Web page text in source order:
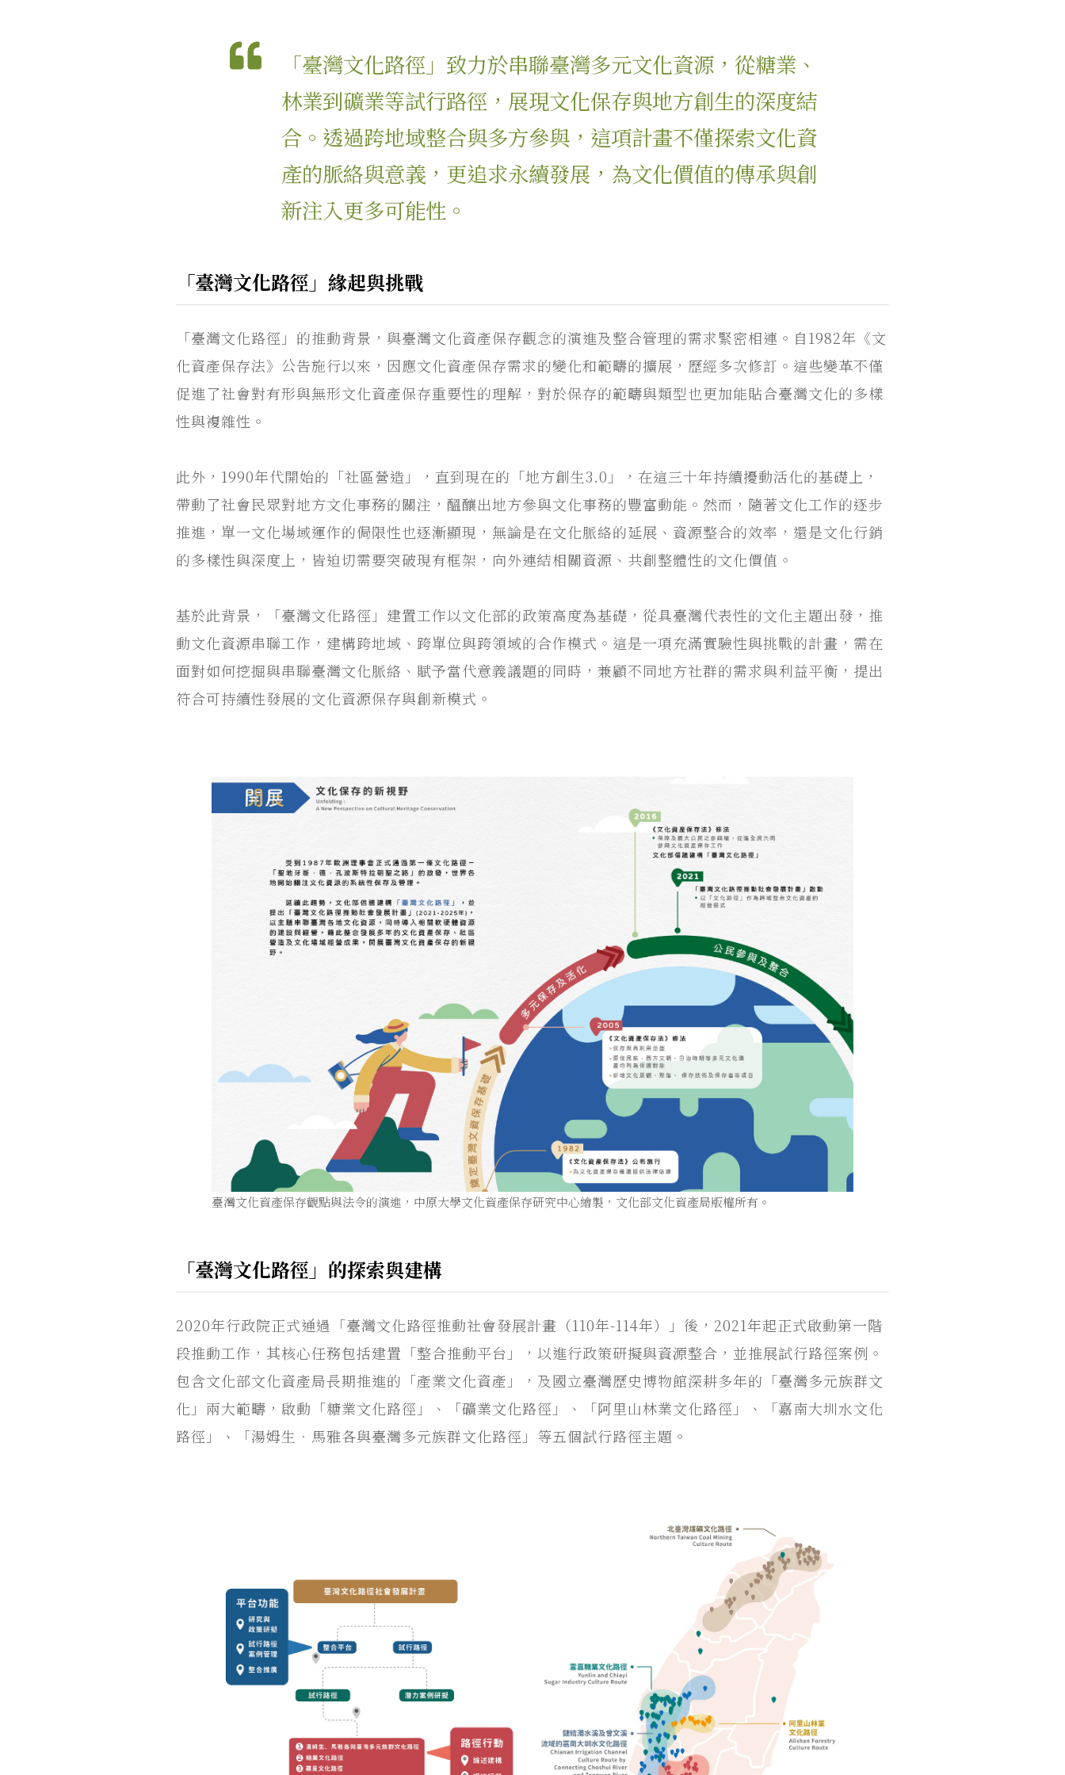
「臺灣文化路徑」致力於串聯臺灣多元文化資源，從糖業、
林業到礦業等試行路徑，展現文化保存與地方創生的深度結
合。透過跨地域整合與多方參與，這項計畫不僅探索文化資
產的脈絡與意義，更追求永續發展，為文化價值的傳承與創
新注入更多可能性。
「臺灣文化路徑」緣起與挑戰
「臺灣文化路徑」的推動背景，與臺灣文化資產保存觀念的演進及整合管理的需求緊密相連。自1982年《文
化資產保存法》公告施行以來，因應文化資產保存需求的變化和範疇的擴展，歷經多次修訂。這些變革不僅
促進了社會對有形與無形文化資產保存重要性的理解，對於保存的範疇與類型也更加能貼合臺灣文化的多樣
性與複雜性。
此外，1990年代開始的「社區營造」，直到現在的「地方創生3.0」，在這三十年持續擾動活化的基礎上，
帶動了社會民眾對地方文化事務的關注，醞釀出地方參與文化事務的豐富動能。然而，隨著文化工作的逐步
推進，單一文化場域運作的侷限性也逐漸顯現，無論是在文化脈絡的延展、資源整合的效率，還是文化行銷
的多樣性與深度上，皆迫切需要突破現有框架，向外連結相關資源、共創整體性的文化價值。
基於此背景，「臺灣文化路徑」建置工作以文化部的政策高度為基礎，從具臺灣代表性的文化主題出發，推
動文化資源串聯工作，建構跨地域、跨單位與跨領域的合作模式。這是一項充滿實驗性與挑戰的計畫，需在
面對如何挖掘與串聯臺灣文化脈絡、賦予當代意義議題的同時，兼顧不同地方社群的需求與利益平衡，提出
符合可持續性發展的文化資源保存與創新模式。
臺灣文化資產保存觀點與法令的演進，中原大學文化資產保存研究中心繪製，文化部文化資產局版權所有。
「臺灣文化路徑」的探索與建構
2020年行政院正式通過「臺灣文化路徑推動社會發展計畫（110年-114年）」後，2021年起正式啟動第一階
段推動工作，其核心任務包括建置「整合推動平台」，以進行政策研擬與資源整合，並推展試行路徑案例。
包含文化部文化資產局長期推進的「產業文化資產」，及國立臺灣歷史博物館深耕多年的「臺灣多元族群文
化」兩大範疇，啟動「糖業文化路徑」、「礦業文化路徑」、「阿里山林業文化路徑」、「嘉南大圳水文化
路徑」、「湯姆生．馬雅各與臺灣多元族群文化路徑」等五個試行路徑主題。